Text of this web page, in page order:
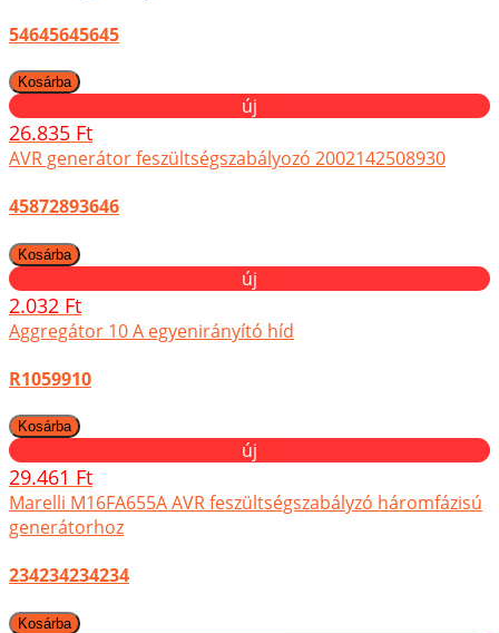
54645645645
új
26.835 Ft
AVR generátor feszültségszabályozó 2002142508930
45872893646
új
2.032 Ft
Aggregátor 10 A egyenirányító híd
R1059910
új
29.461 Ft
Marelli M16FA655A AVR feszültségszabályzó háromfázisú
generátorhoz
234234234234